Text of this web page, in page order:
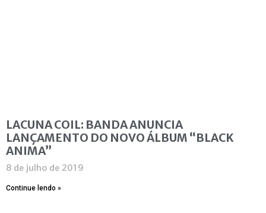
LACUNA COIL: BANDA ANUNCIA
LANÇAMENTO DO NOVO ÁLBUM “BLACK
ANIMA”
8 de julho de 2019
Continue lendo »